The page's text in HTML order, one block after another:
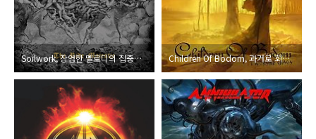
Soilwork, 장엄한 멜로디의 집중력, 미래를 이야기하다 Children Of Bodom, 과거로 회귀한 에너지 넘치는 작품